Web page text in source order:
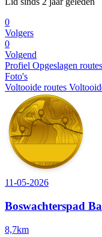
0
Volgers
0
Volgend
Profiel Opgeslagen routes
Foto's
Voltooide routes
11-05-2026
Boswachterspad
8,7km